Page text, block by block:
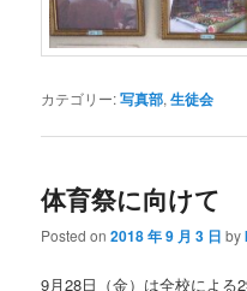
カテゴリー:写真部,生徒会
体育祭に向けて
Posted on2018 年 9 月 3 日 by
9月28日（金）は全校による